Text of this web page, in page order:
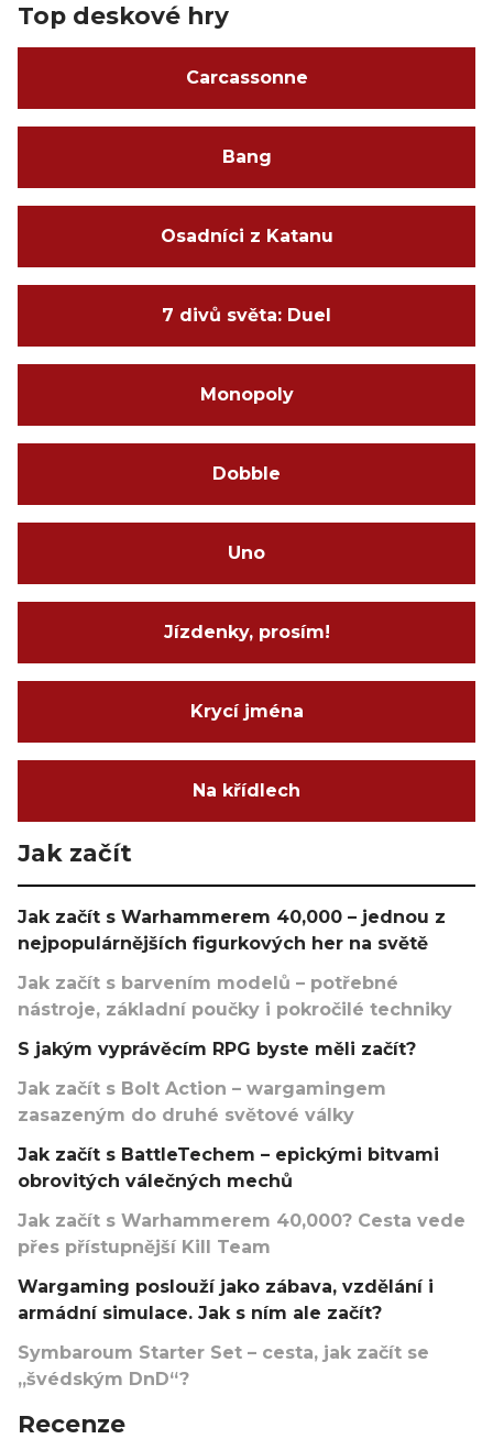
Top deskové hry
Carcassonne
Bang
Osadníci z Katanu
7 divů světa: Duel
Monopoly
Dobble
Uno
Jízdenky, prosím!
Krycí jména
Na křídlech
Jak začít
Jak začít s Warhammerem 40,000 – jednou z
nejpopulárnějších figurkových her na světě
Jak začít s barvením modelů – potřebné
nástroje, základní poučky i pokročilé techniky
S jakým vyprávěcím RPG byste měli začít?
Jak začít s Bolt Action – wargamingem
zasazeným do druhé světové války
Jak začít s BattleTechem – epickými bitvami
obrovitých válečných mechů
Jak začít s Warhammerem 40,000? Cesta vede
přes přístupnější Kill Team
Wargaming poslouží jako zábava, vzdělání i
armádní simulace. Jak s ním ale začít?
Symbaroum Starter Set – cesta, jak začít se
„švédským DnD“?
Recenze